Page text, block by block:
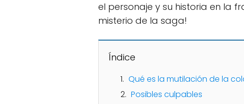
el personaje y su historia en la
misterio de la saga!
Índice
Qué es la mutilación de la
Posibles culpables